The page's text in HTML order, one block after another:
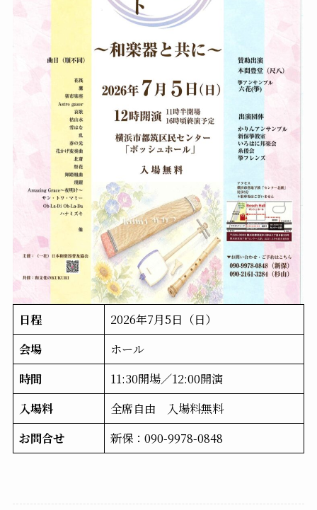
日程
2026年7月5日（日）
会場
ホール
時間
11:30開場／12:00開演
入場料
全席自由 入場料無料
お問合せ
新保：090-9978-0848